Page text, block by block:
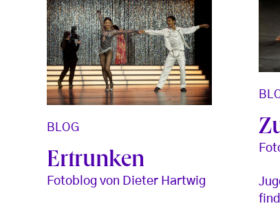
BLOG
Ertrunken
Fotoblog von Dieter Hartwig